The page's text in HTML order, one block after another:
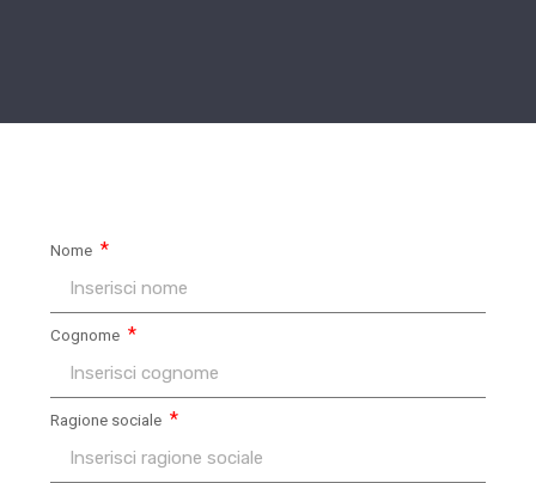
Nome
Cognome
Ragione sociale